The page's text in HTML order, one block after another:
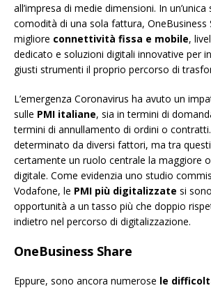
all’impresa di medie dimensioni. In
comodità di una sola fattura, OneBusiness
migliore connettività fissa e mobile,
dedicato e soluzioni digitali innovative per
giusti strumenti il proprio percorso di
L’emergenza Coronavirus ha avuto un
sulle PMI italiane, sia in termini di
termini di annullamento di ordini o
determinato da diversi fattori, ma tra
certamente un ruolo centrale la maggiore
digitale. Come evidenzia uno studio
Vodafone, le PMI più digitalizzate si
opportunità a un tasso più che doppio
indietro nel percorso di digitalizzazione.
OneBusiness Share
Eppure, sono ancora numerose le